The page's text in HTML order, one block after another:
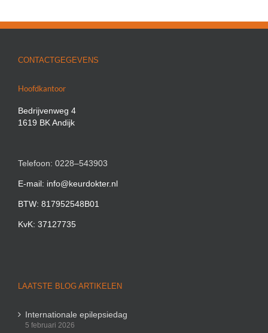
CONTACTGEGEVENS
Hoofdkantoor
Bedrijvenweg 4
1619 BK Andijk
Telefoon: 0228–543903
E-mail: info@keurdokter.nl
BTW: 817952548B01
KvK: 37127735
LAATSTE BLOG ARTIKELEN
Internationale epilepsiedag
5 februari 2026